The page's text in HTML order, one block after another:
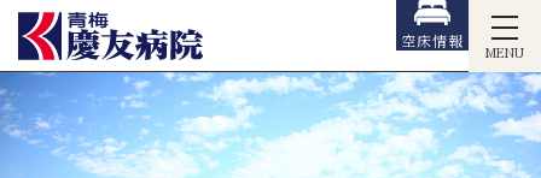
MENU
空床情報